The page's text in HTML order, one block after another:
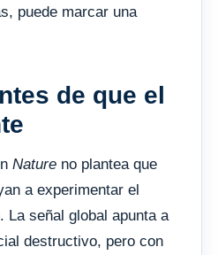
puede marcar una
de que el
Nature no plantea que
a experimentar el
La señal global apunta a
destructivo, pero con